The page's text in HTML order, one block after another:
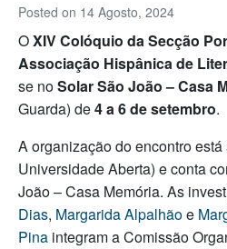
Posted on 14 Agosto, 2024
OXIV Colóquio da Secção
Associação Hispânica de
se noSolar São João – Casa
Guarda) de4 a 6 de setembro.
A organização do encontro
Universidade Aberta) e conta
João – Casa Memória. As
Dias, Margarida Alpalhãoe
Pina integram a Comissão